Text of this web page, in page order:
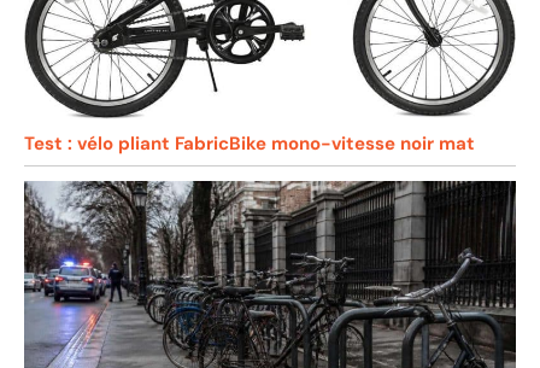
Test : vélo pliant FabricBike mono-vitesse noir mat